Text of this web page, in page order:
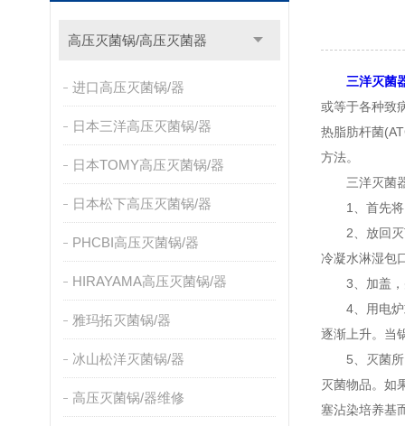
高压灭菌锅/高压灭菌器
进口高压灭菌锅/器
日本三洋高压灭菌锅/器
日本TOMY高压灭菌锅/器
日本松下高压灭菌锅/器
PHCBI高压灭菌锅/器
HIRAYAMA高压灭菌锅/器
雅玛拓灭菌锅/器
冰山松洋灭菌锅/器
高压灭菌锅/器维修
三洋灭菌
或等于各种致
热脂肪杆菌
方法。
三洋灭菌器
1、首先将内
2、放回灭菌
冷凝水淋湿包
3、加盖，并
4、用电炉或
逐渐上升。当
5、灭菌所需
灭菌物品。如
塞沾染培养基